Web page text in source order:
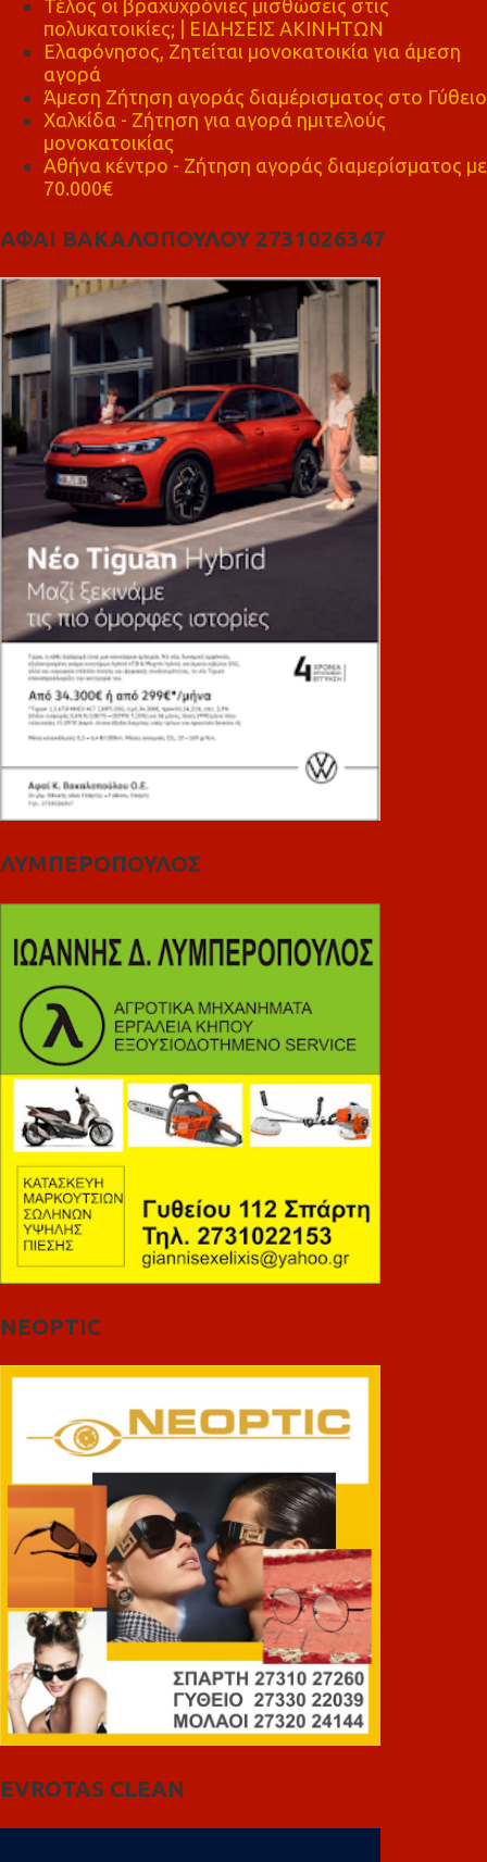
Τέλος οι βραχυχρόνιες μισθώσεις στις
πολυκατοικίες; | ΕΙΔΗΣΕΙΣ ΑΚΙΝΗΤΩΝ
Ελαφόνησος, Ζητείται μονοκατοικία για άμεση
αγορά
Άμεση Ζήτηση αγοράς διαμέρισματος στο Γύθειο
Χαλκίδα - Ζήτηση για αγορά ημιτελούς
μονοκατοικίας
Αθήνα κέντρο - Ζήτηση αγοράς διαμερίσματος με
70.000€
ΑΦΑΙ ΒΑΚΑΛΟΠΟΥΛΟΥ 2731026347
ΛΥΜΠΕΡΟΠΟΥΛΟΣ
NEOPTIC
EVROTAS CLEAN